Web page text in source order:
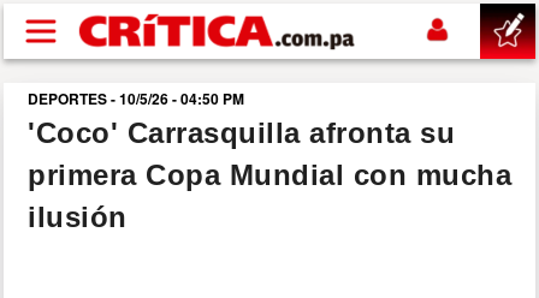
Pasar al contenido principal
buscar
SUCESOS
DEPORTES - 10/5/26 - 04:50 PM
'Coco' Carrasquilla afronta su
primera Copa Mundial con mucha
ilusión